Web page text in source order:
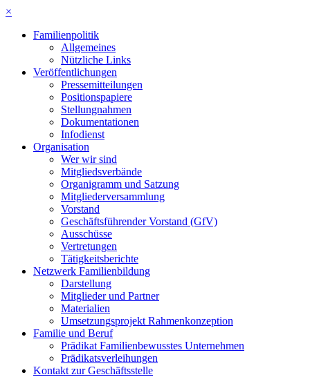
×
Familienpolitik
Allgemeines
Nützliche Links
Veröffentlichungen
Pressemitteilungen
Positionspapiere
Stellungnahmen
Dokumentationen
Infodienst
Organisation
Wer wir sind
Mitgliedsverbände
Organigramm und Satzung
Mitgliederversammlung
Vorstand
Geschäftsführender Vorstand (GfV)
Ausschüsse
Vertretungen
Tätigkeitsberichte
Netzwerk Familienbildung
Darstellung
Mitglieder und Partner
Materialien
Umsetzungsprojekt Rahmenkonzeption
Familie und Beruf
Prädikat Familienbewusstes Unternehmen
Prädikatsverleihungen
Kontakt zur Geschäftsstelle